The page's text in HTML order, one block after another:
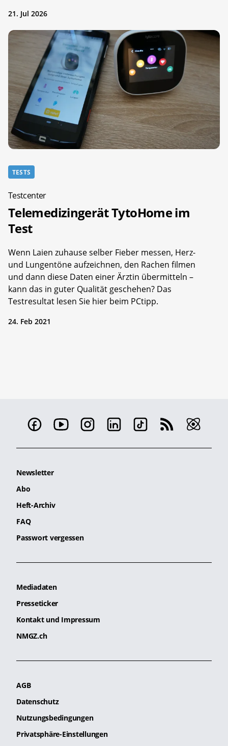
21. Jul 2026
TESTS
Testcenter
Telemedizingerät TytoHome im
Test
Wenn Laien zuhause selber Fieber messen, Herz-
und Lungentöne aufzeichnen, den Rachen filmen
und dann diese Daten einer Ärztin übermitteln –
kann das in guter Qualität geschehen? Das
Testresultat lesen Sie hier beim PCtipp.
24. Feb 2021
Newsletter
Abo
Heft-Archiv
FAQ
Passwort vergessen
Mediadaten
Presseticker
Kontakt und Impressum
NMGZ.ch
AGB
Datenschutz
Nutzungsbedingungen
Privatsphäre-Einstellungen